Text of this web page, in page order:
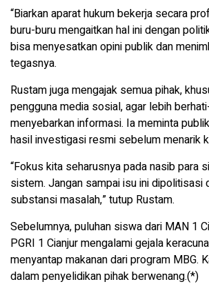
“Biarkan aparat hukum bekerja secara
buru-buru mengaitkan hal ini dengan
bisa menyesatkan opini publik dan
tegasnya.
Rustam juga mengajak semua pihak,
pengguna media sosial, agar lebih
menyebarkan informasi. Ia meminta
hasil investigasi resmi sebelum menarik
“Fokus kita seharusnya pada nasib para
sistem. Jangan sampai isu ini dipolitisasi
substansi masalah,” tutup Rustam.
Sebelumnya, puluhan siswa dari MAN 1
PGRI 1 Cianjur mengalami gejala
menyantap makanan dari program MBG.
dalam penyelidikan pihak berwenang.(*)